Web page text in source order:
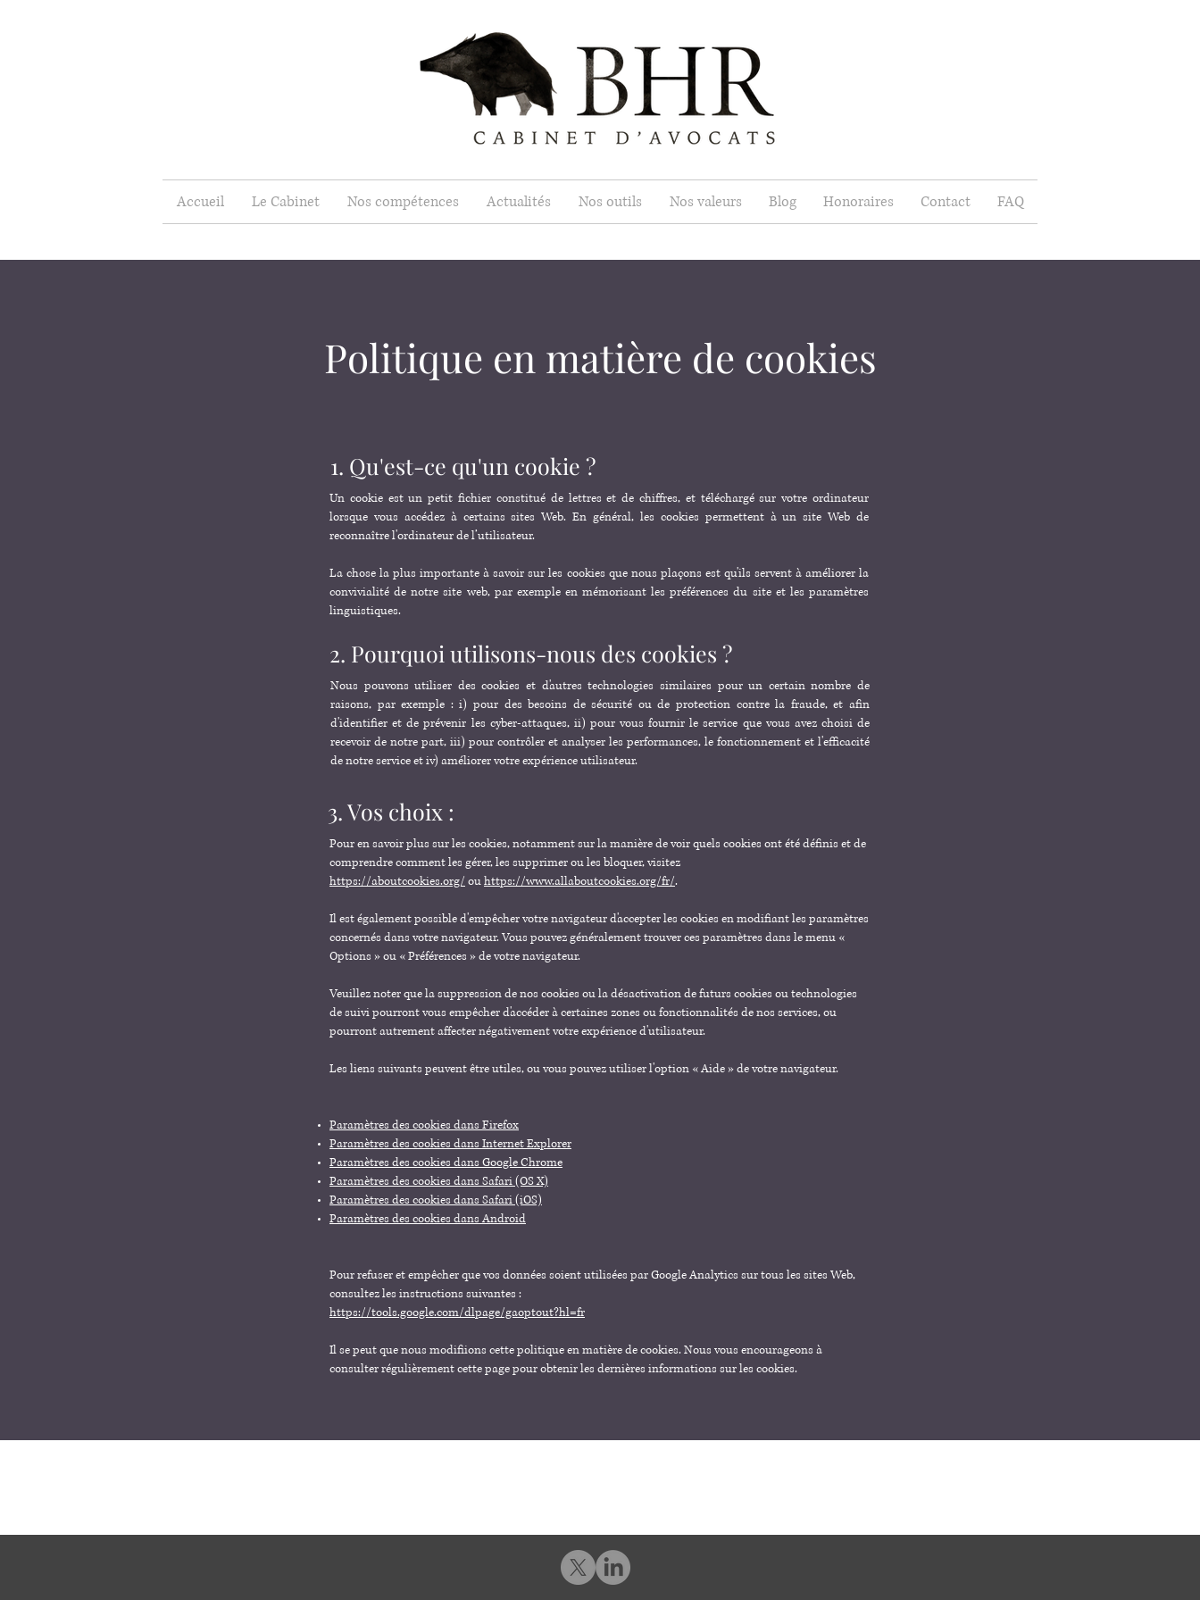
Accueil Le Cabinet Nos compétences Actualités Nos outils Nos valeurs Blog Honoraires Contact FAQ
Politique en matière de cookies
1. Qu'est-ce qu'un cookie ?
Un cookie est un petit fichier constitué de lettres et de chiffres, et téléchargé sur votre ordinateur
lorsque vous accédez à certains sites Web. En général, les cookies permettent à un site Web de
reconnaître l'ordinateur de l’utilisateur.
La chose la plus importante à savoir sur les cookies que nous plaçons est qu'ils servent à améliorer la
convivialité de notre site web, par exemple en mémorisant les préférences du site et les paramètres
linguistiques.
2. Pourquoi utilisons-nous des cookies ?
Nous pouvons utiliser des cookies et d'autres technologies similaires pour un certain nombre de
raisons, par exemple : i) pour des besoins de sécurité ou de protection contre la fraude, et afin
d'identifier et de prévenir les cyber-attaques, ii) pour vous fournir le service que vous avez choisi de
recevoir de notre part, iii) pour contrôler et analyser les performances, le fonctionnement et l'efficacité
de notre service et iv) améliorer votre expérience utilisateur.
3. Vos choix :
Pour en savoir plus sur les cookies, notamment sur la manière de voir quels cookies ont été définis et de
comprendre comment les gérer, les supprimer ou les bloquer, visitez
https://aboutcookies.org/ ouhttps://www.allaboutcookies.org/fr/.
Il est également possible d'empêcher votre navigateur d'accepter les cookies en modifiant les paramètres
concernés dans votre navigateur. Vous pouvez généralement trouver ces paramètres dans le menu «
Options » ou « Préférences » de votre navigateur.
Veuillez noter que la suppression de nos cookies ou la désactivation de futurs cookies ou technologies
de suivi pourront vous empêcher d'accéder à certaines zones ou fonctionnalités de nos services, ou
pourront autrement affecter négativement votre expérience d'utilisateur.
Les liens suivants peuvent être utiles, ou vous pouvez utiliser l'option « Aide » de votre navigateur.
Paramètres des cookies dans Firefox
Paramètres des cookies dans Internet Explorer
Paramètres des cookies dans Google Chrome
Paramètres des cookies dans Safari (OS X)
Paramètres des cookies dans Safari (iOS)
Paramètres des cookies dans Android
Pour refuser et empêcher que vos données soient utilisées par Google Analytics sur tous les sites Web,
consultez les instructions suivantes :
https://tools.google.com/dlpage/gaoptout?hl=fr
Il se peut que nous modifiions cette politique en matière de cookies. Nous vous encourageons à
consulter régulièrement cette page pour obtenir les dernières informations sur les cookies.